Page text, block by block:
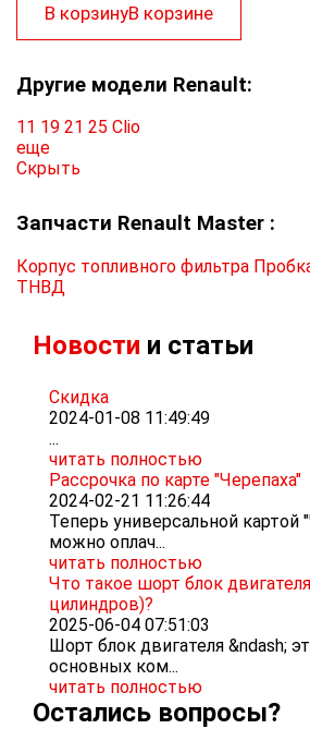
В корзинуВ корзине
Другие модели Renault:
11 19 21 25 Clio
еще
Скрыть
Запчасти Renault Master :
Корпус топливного фильтра
ТНВД
Новости и статьи
Скидка
2024-01-08 11:49:49
...
читать полностью
Рассрочка по карте "Черепаха"
2024-02-21 11:26:44
Теперь универсальной картой
можно оплач...
читать полностью
Что такое шорт блок
цилиндров)?
2025-06-04 07:51:03
Шорт блок двигателя &ndash;
основных ком...
читать полностью
Остались вопросы?